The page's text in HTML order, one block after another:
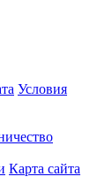
Условия
Карта сайта